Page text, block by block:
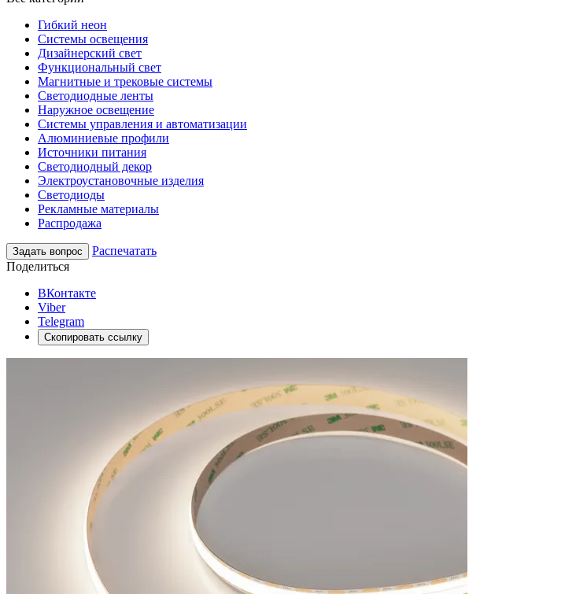
Гибкий неон
Системы освещения
Дизайнерский свет
Функциональный свет
Магнитные и трековые системы
Светодиодные ленты
Наружное освещение
Системы управления и автоматизации
Алюминиевые профили
Источники питания
Светодиодный декор
Электроустановочные изделия
Светодиоды
Рекламные материалы
Распродажа
Задать вопрос
Распечатать
Поделиться
ВКонтакте
Viber
Telegram
Скопировать ссылку